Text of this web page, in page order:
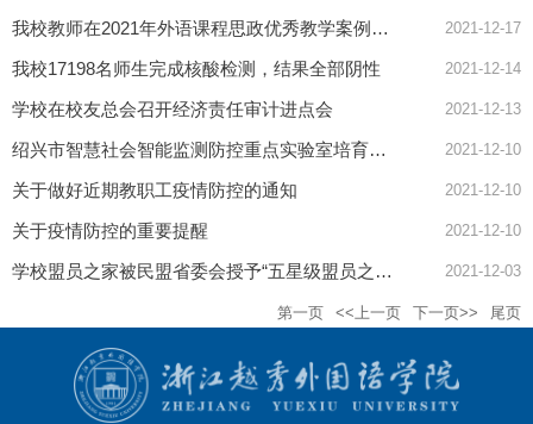
我校教师在2021年外语课程思政优秀教学案例交流活动全国总决赛中获特等奖 2021-12-17
我校17198名师生完成核酸检测，结果全部阴性 2021-12-14
学校在校友总会召开经济责任审计进点会 2021-12-13
绍兴市智慧社会智能监测防控重点实验室培育转认定正式通过 2021-12-10
关于做好近期教职工疫情防控的通知 2021-12-10
关于疫情防控的重要提醒 2021-12-10
学校盟员之家被民盟省委会授予“五星级盟员之家”称号 2021-12-03
第一页 <<上一页 下一页>> 尾页